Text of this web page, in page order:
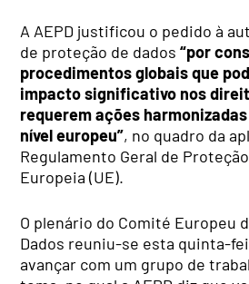
A AEPD justificou o pedido à
de proteção de dados “por
procedimentos globais que
impacto significativo nos
requerem ações
nível europeu”, no quadro da
Regulamento Geral de
Europeia (UE).
O plenário do Comité Europeu
Dados reuniu-se esta quinta-
avançar com um grupo de